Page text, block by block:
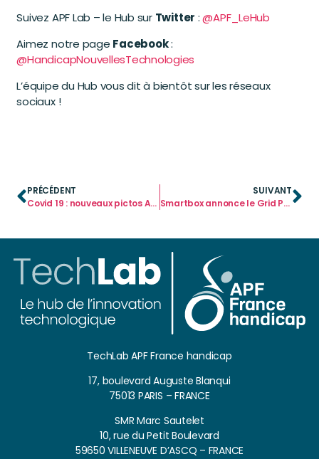
Suivez APF Lab – le Hub sur Twitter :@APF_LeHub
Aimez notre page Facebook:
@HandicapNouvellesTechnologies
L’équipe du Hub vous dit à bientôt sur les réseaux
sociaux !
PRÉCÉDENT
Covid 19 : nouveaux pictos Arasaac
SUIVANT
Smartbox annonce le Grid Pad 15
TechLab APF France handicap
17, boulevard Auguste Blanqui
75013 PARIS – FRANCE
SMR Marc Sautelet
10, rue du Petit Boulevard
59650 VILLENEUVE D’ASCQ – FRANCE